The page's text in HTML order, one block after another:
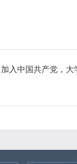
入中国共产党，